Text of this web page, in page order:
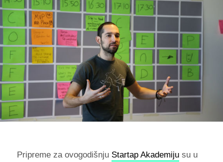
Pripreme za ovogodišnju Startap Akademijusu u